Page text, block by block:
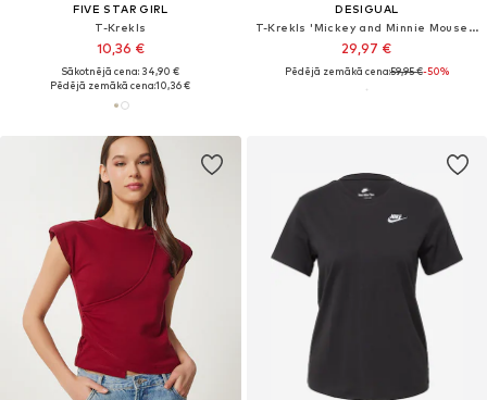
FIVE STAR GIRL
T-Krekls
10,36 €
Sākotnējā cena: 34,90 €
Pēdējā zemākā cena:10,36 €
DESIGUAL
T-Krekls 'Mickey and Minnie Mouse™ kiss'
29,97 €
Pēdējā zemākā cena:59,95 €-50%